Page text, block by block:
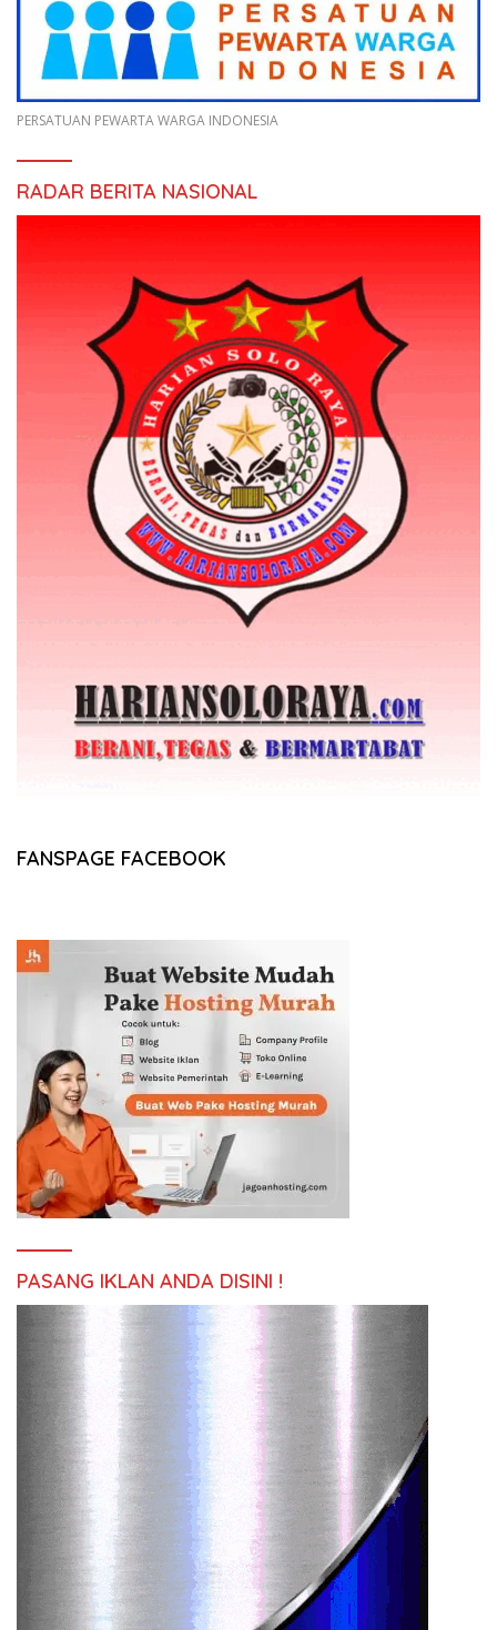
PERSATUAN PEWARTA WARGA INDONESIA
RADAR BERITA NASIONAL
FANSPAGE FACEBOOK
PASANG IKLAN ANDA DISINI !